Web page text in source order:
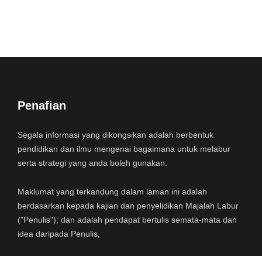
Penafian
Segala informasi yang dikongsikan adalah berbentuk
pendidikan dan ilmu mengenai bagaimana untuk melabur
serta strategi yang anda boleh gunakan.
Maklumat yang terkandung dalam laman ini adalah
berdasarkan kepada kajian dan penyelidikan Majalah Labur
("Penulis"); dan adalah pendapat bertulis semata-mata dan
idea daripada Penulis,